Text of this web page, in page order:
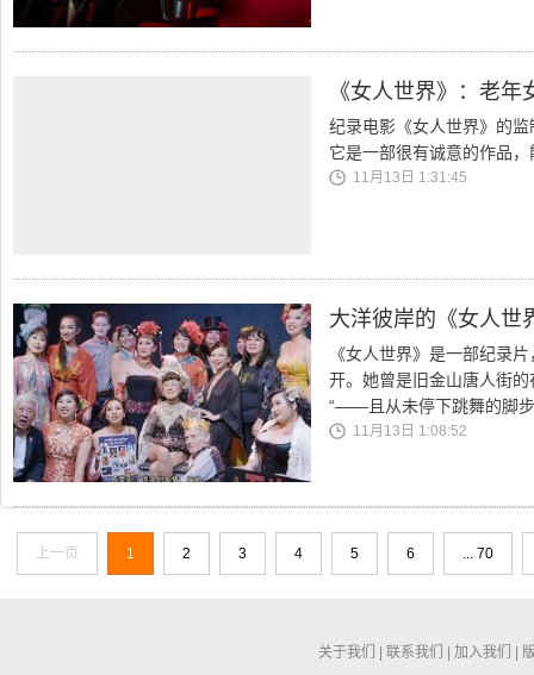
《女人世界》：老
纪录电影《女人世界》的
它是一部很有诚意的作品
11月13日 1:31:45
大洋彼岸的《女人世
《女人世界》是一部纪录
开。她曾是旧金山唐人街
“——且从未停下跳舞的脚
11月13日 1:08:52
上一页 1 2 3 4 5 6 ... 70
关于我们 联系我们 加入我们